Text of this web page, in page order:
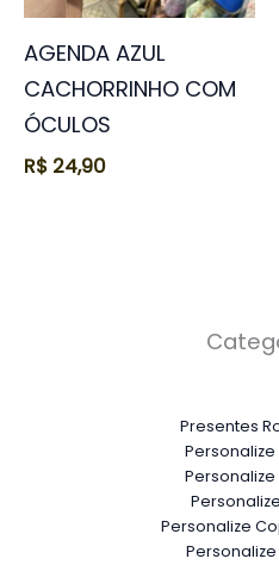
AGENDA AZUL
CACHORRINHO COM
ÓCULOS
R$ 24,90
Presentes
Personalize